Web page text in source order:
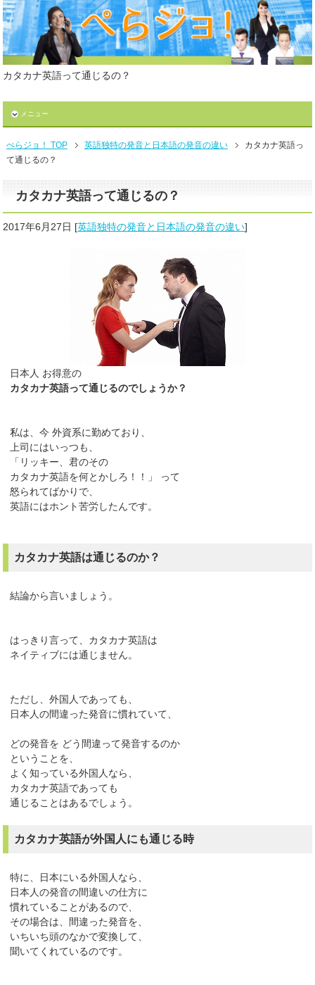
カタカナ英語って通じるの？
メニュー
ぺらジョ！ TOP 英語独特の発音と日本語の発音の違い
カタカナ英語っ
て通じるの？
カタカナ英語って通じるの？
2017年6月27日 [英語独特の発音と日本語の発音の違い]
日本人 お得意の
カタカナ英語って通じるのでしょうか？
私は、今 外資系に勤めており、
上司にはいっつも、
「リッキー、君のその
カタカナ英語を何とかしろ！！」 って
怒られてばかりで、
英語にはホント苦労したんです。
カタカナ英語は通じるのか？
結論から言いましょう。
はっきり言って、カタカナ英語は
ネイティブには通じません。
ただし、外国人であっても、
日本人の間違った発音に慣れていて、
どの発音を どう間違って発音するのか
ということを、
よく知っている外国人なら、
カタカナ英語であっても
通じることはあるでしょう。
カタカナ英語が外国人にも通じる時
特に、日本にいる外国人なら、
日本人の発音の間違いの仕方に
慣れていることがあるので、
その場合は、間違った発音を、
いちいち頭のなかで変換して、
聞いてくれているのです。